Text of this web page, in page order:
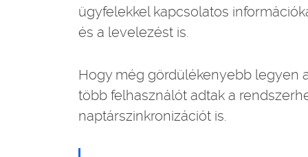
ügyfelekkel kapcsolatos
és a levelezést is.
Hogy még gördülékenyebb legyen
több felhasználót adtak a
naptárszinkronizációt is.